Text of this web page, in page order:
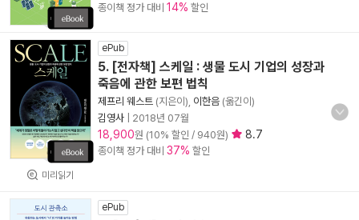
종이책 정가 대비 14% 할인
미리읽기
ePub
5. [전자책] 스케일 : 생물 도시 기업의 성장과
죽음에 관한 보편 법칙
제프리 웨스트 (지은이), 이한음 (옮긴이)
김영사
2018년 07월
18,900원 (10% 할인 / 940원) 8.7
종이책 정가 대비 37% 할인
ePub